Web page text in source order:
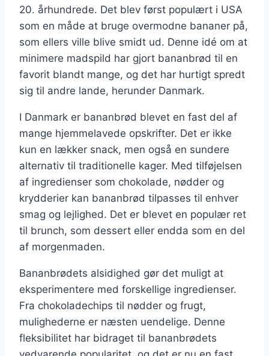
20. århundrede. Det blev først populært i USA
som en måde at bruge overmodne bananer på,
som ellers ville blive smidt ud. Denne idé om at
minimere madspild har gjort bananbrød til en
favorit blandt mange, og det har hurtigt spredt
sig til andre lande, herunder Danmark.
I Danmark er bananbrød blevet en fast del af
mange hjemmelavede opskrifter. Det er ikke
kun en lækker snack, men også en sundere
alternativ til traditionelle kager. Med tilføjelsen
af ingredienser som chokolade, nødder og
krydderier kan bananbrød tilpasses til enhver
smag og lejlighed. Det er blevet en populær ret
til brunch, som dessert eller endda som en del
af morgenmaden.
Bananbrødets alsidighed gør det muligt at
eksperimentere med forskellige ingredienser.
Fra chokoladechips til nødder og frugt,
mulighederne er næsten uendelige. Denne
fleksibilitet har bidraget til bananbrødets